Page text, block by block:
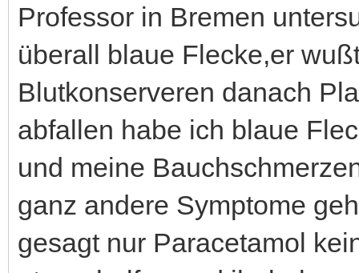
Professor in Bremen
überall blaue Flecke,er
Blutkonserveren danach
abfallen habe ich blaue
und meine
ganz andere Symptome
gesagt nur Paracetamol